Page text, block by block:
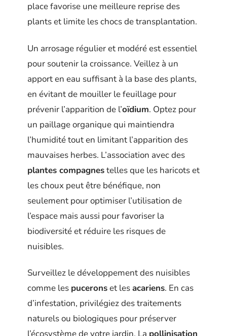
place favorise une meilleure reprise des
plants et limite les chocs de transplantation.
Un arrosage régulier et modéré est essentiel
pour soutenir la croissance. Veillez à un
apport en eau suffisant à la base des plants,
en évitant de mouiller le feuillage pour
prévenir l’apparition de l’oïdium. Optez pour
un paillage organique qui maintiendra
l’humidité tout en limitant l’apparition des
mauvaises herbes. L’association avec des
plantes compagnestelles que les haricots et
les choux peut être bénéfique, non
seulement pour optimiser l’utilisation de
l’espace mais aussi pour favoriser la
biodiversité et réduire les risques de
nuisibles.
Surveillez le développement des nuisibles
comme les puceronset lesacariens. En cas
d’infestation, privilégiez des traitements
naturels ou biologiques pour préserver